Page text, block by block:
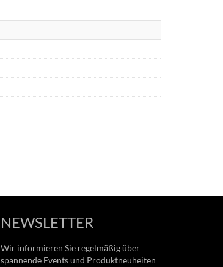
NEWSLETTER
Wir informieren Sie regelmäßig über
spannende Events und Produktneuheiten